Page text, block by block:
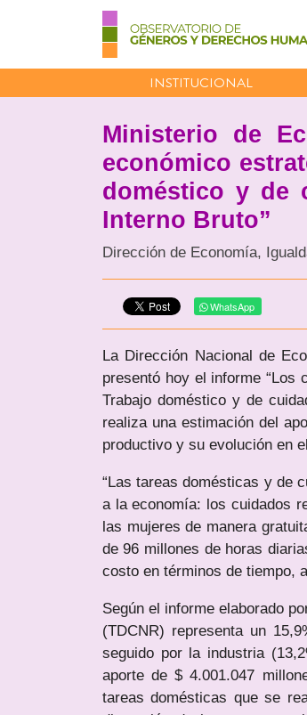
INSTITUCIONAL
Ministerio de
económico
doméstico y de
Interno Bruto”
Dirección de Economía,
WhatsApp
La Dirección Nacional de
presentó hoy el informe “Los
Trabajo doméstico y de
realiza una estimación del
productivo y su evolución en
“Las tareas domésticas y de
a la economía: los cuidados
las mujeres de manera
de 96 millones de horas
costo en términos de tiempo,
Según el informe elaborado
(TDCNR) representa un
seguido por la industria
aporte de $ 4.001.047
tareas domésticas que se